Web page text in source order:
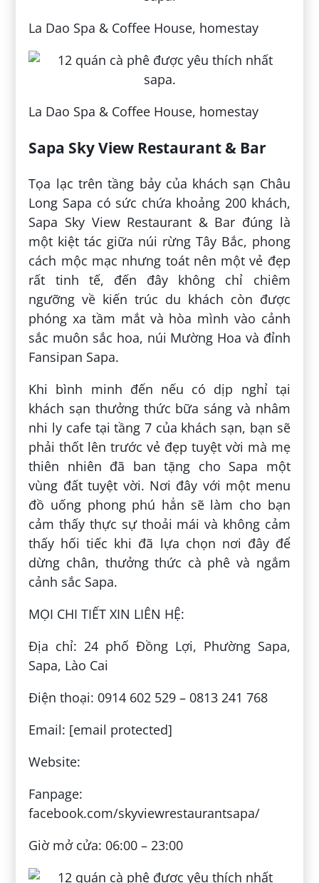
La Dao Spa & Coffee House, homestay
La Dao Spa & Coffee House, homestay
Sapa Sky View Restaurant & Bar
Tọa lạc trên tầng bảy của khách sạn Châu
Long Sapa có sức chứa khoảng 200 khách,
Sapa Sky View Restaurant & Bar đúng là
một kiệt tác giữa núi rừng Tây Bắc, phong
cách mộc mạc nhưng toát nên một vẻ đẹp
rất tinh tế, đến đây không chỉ chiêm
ngưỡng về kiến trúc du khách còn được
phóng xa tầm mắt và hòa mình vào cảnh
sắc muôn sắc hoa, núi Mường Hoa và đỉnh
Fansipan Sapa.
Khi bình minh đến nếu có dịp nghỉ tại
khách sạn thưởng thức bữa sáng và nhâm
nhi ly cafe tại tầng 7 của khách sạn, bạn sẽ
phải thốt lên trước vẻ đẹp tuyệt vời mà mẹ
thiên nhiên đã ban tặng cho Sapa một
vùng đất tuyệt vời. Nơi đây với một menu
đồ uống phong phú hẳn sẽ làm cho bạn
cảm thấy thực sự thoải mái và không cảm
thấy hối tiếc khi đã lựa chọn nơi đây để
dừng chân, thưởng thức cà phê và ngắm
cảnh sắc Sapa.
MỌI CHI TIẾT XIN LIÊN HỆ:
Địa chỉ: 24 phố Đồng Lợi, Phường Sapa,
Sapa, Lào Cai
Điện thoại: 0914 602 529 – 0813 241 768
Email: [email protected]
Website:
Fanpage:
facebook.com/skyviewrestaurantsapa/
Giờ mở cửa: 06:00 – 23:00